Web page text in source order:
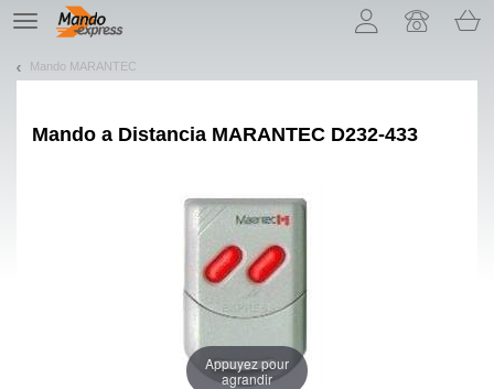
TE
navigation
Mando MARANTEC
Mando a Distancia MARANTEC D232-433
Appuyez pour
agrandir
¡Permítenos presentarte nuestras cookies!